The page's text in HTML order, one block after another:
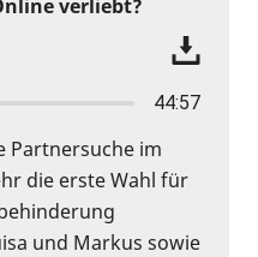
verliebt?
44:57
Partnersuche im
die erste Wahl für
und Markus sowie